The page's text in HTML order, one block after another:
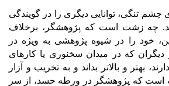
چشم تنگی، توانایی دیگری را در گویندگی
چه زشت است که پژوهشگر، برخلاف
خود را در شیوه پژوهشی به ویژه در
که در میدان سخنوری یا کارهای
بهتر و بالاتر بداند و به تخریب و آزار
است که پژوهشگر در ورطه حسد، از سر